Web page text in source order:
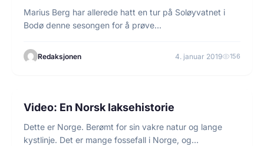
Marius Berg har allerede hatt en tur på Soløyvatnet i
Bodø denne sesongen for å prøve…
Redaksjonen 4. januar 2019 156
FISKE
Video: En Norsk laksehistorie
Dette er Norge. Berømt for sin vakre natur og lange
kystlinje. Det er mange fossefall i Norge, og…